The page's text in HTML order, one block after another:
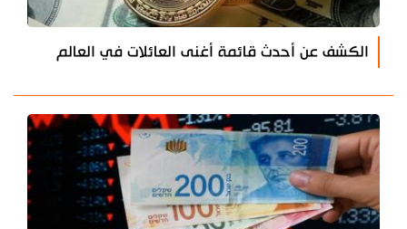
الكشف عن أحدث قائمة أغنى العائلات في العالم